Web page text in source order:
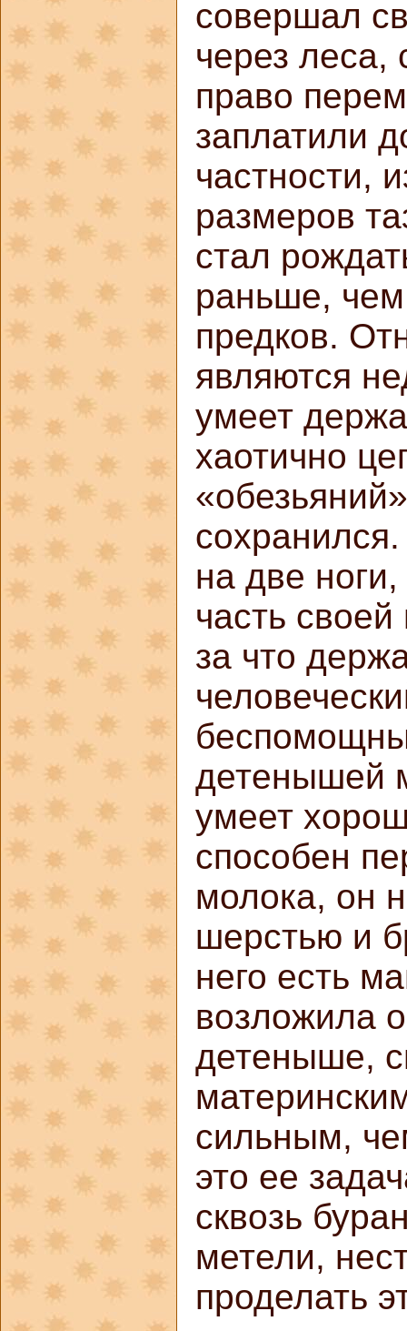
совершал
через леса,
право
заплатили
частности,
размеров
стал
раньше,
предков.
являются
умеет
хаотично
на две
часть
за что
детенышей
умеет
способен
молока, он
шерстью и
него есть
возложила
детеныше,
сильным,
это ее
сквозь
метели,
проделать